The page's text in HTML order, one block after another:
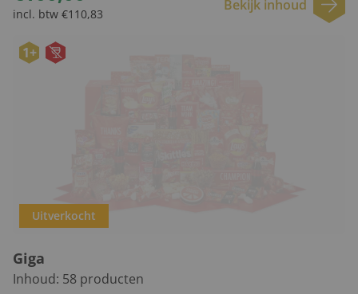
incl. btw €110,83
Bekijk inhoud
1+
Uitverkocht
Giga
Inhoud: 58 producten